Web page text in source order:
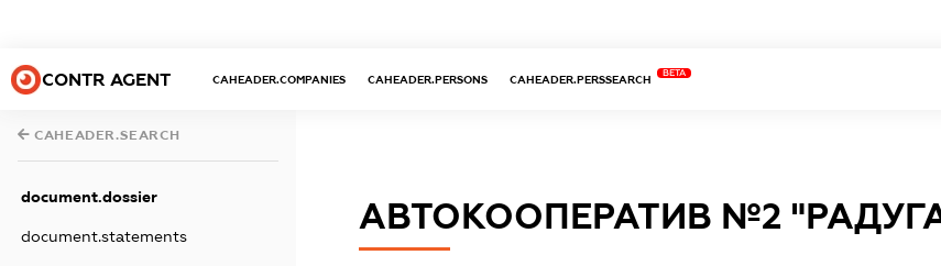
CONTR AGENT CAHEADER.COMPANIES CAHEADER.PERSONS CAHEADER.PERSSEARCH
BETA
CAHEADER.SEARCH
document.dossier
document.statements
АВТОКООПЕРАТИВ №2